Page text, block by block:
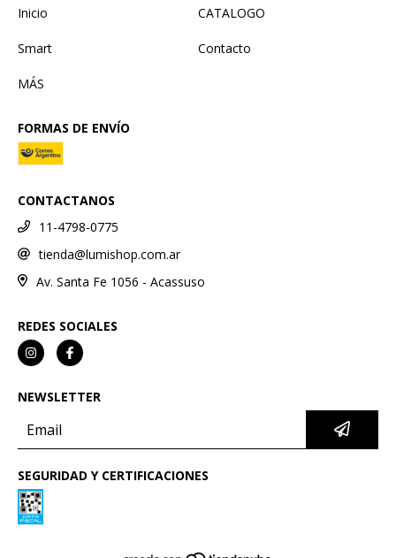
Inicio
CATALOGO
Smart Contacto
MÁS
FORMAS DE ENVÍO
CONTACTANOS
11-4798-0775
tienda@lumishop.com.ar
Av. Santa Fe 1056 - Acassuso
REDES SOCIALES
NEWSLETTER
SEGURIDAD Y CERTIFICACIONES